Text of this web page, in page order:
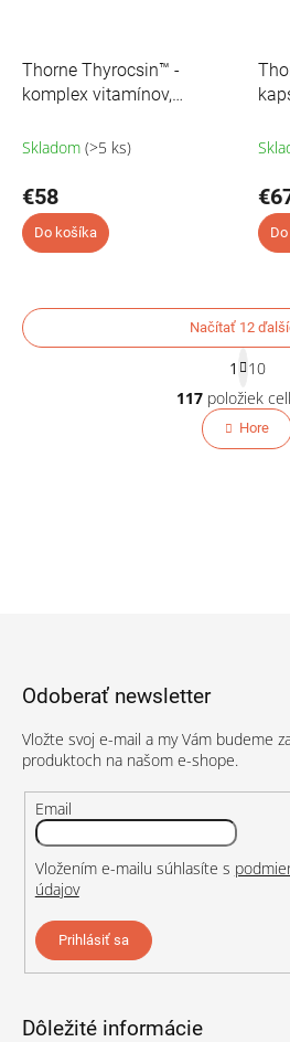
Thorne Thyrocsin™ -
komplex vitamínov,
extraktov - 120 kapsúl
Skladom (>5 ks)
€58
Do košíka
O
v
l
á
i
u
Načítať 12
t
r
á
n
k
1
10
117 položiek
Hore
Odoberať newsletter
Vložte svoj e-mail a my Vám budeme
produktoch na našom e-shope.
Email
Vložením e-mailu súhlasíte s
údajov
Prihlásiť sa
Dôležité informácie